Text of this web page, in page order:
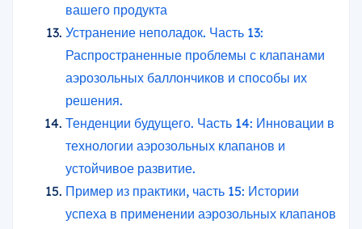
вашего продукта
Устранение неполадок. Часть 13:
Распространенные проблемы с клапанами
аэрозольных баллончиков и способы их
решения.
Тенденции будущего. Часть 14: Инновации в
технологии аэрозольных клапанов и
устойчивое развитие.
Пример из практики, часть 15: Истории
успеха в применении аэрозольных клапанов